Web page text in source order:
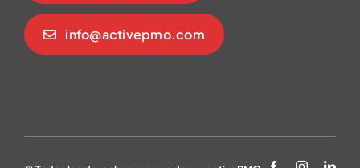
info@activepmo.com